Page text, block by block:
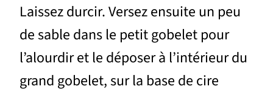
Laissez durcir. Versez ensuite un peu
de sable dans le petit gobelet pour
l’alourdir et le déposer à l’intérieur du
grand gobelet, sur la base de cire